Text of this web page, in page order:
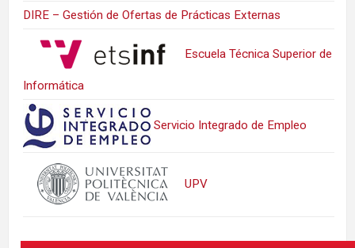
DIRE – Gestión de Ofertas de Prácticas Externas
Escuela Técnica Superior de
Informática
Servicio Integrado de Empleo
UPV